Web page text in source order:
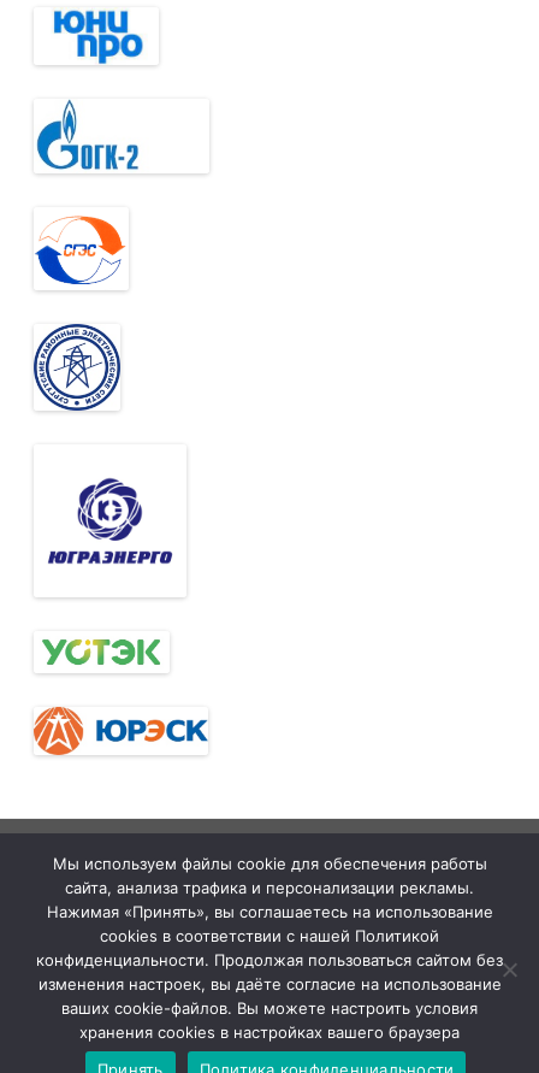
межрегиональная
организация
Общественной
организации
«Всероссийский
Электропрофсоюз»
GalussoThemes.com
Работает на
WordPress
Мы используем файлы cookie для обеспечения работы
сайта, анализа трафика и персонализации рекламы.
Нажимая «Принять», вы соглашаетесь на использование
cookies в соответствии с нашей Политикой
конфиденциальности. Продолжая пользоваться сайтом без
изменения настроек, вы даёте согласие на использование
ваших cookie-файлов. Вы можете настроить условия
хранения cookies в настройках вашего браузера
Принять
Политика конфиденциальности